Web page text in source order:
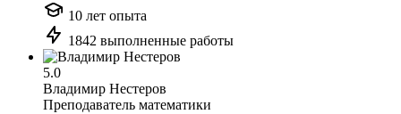
10 лет опыта
1842 выполненные работы
5.0
Владимир Нестеров
Преподаватель математики